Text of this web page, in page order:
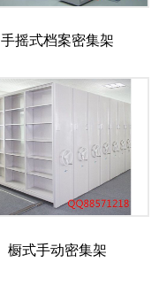
手摇式档案密集架
橱式手动密集架